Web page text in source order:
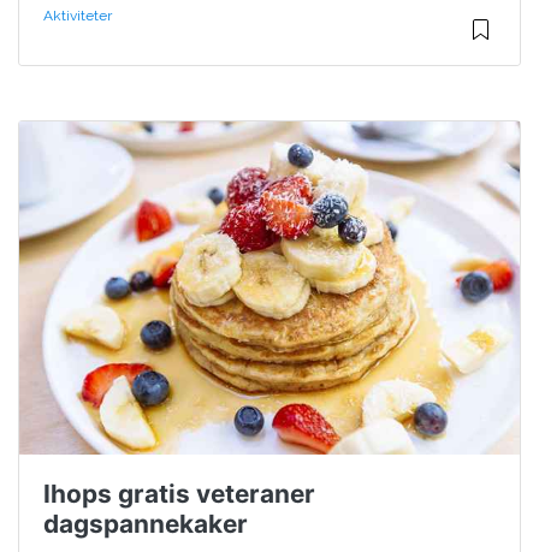
Aktiviteter
Ihops gratis veteraner
dagspannekaker